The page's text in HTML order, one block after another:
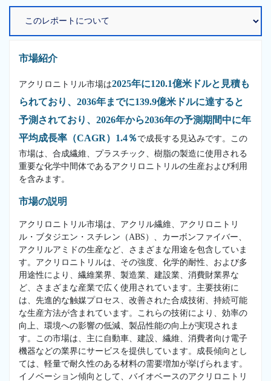
市場紹介
アクリロニトリル市場は2025年に120.1億米ドルと見積も
られており、2036年までに139.9億米ドルに達すると
予測されており、2026年から2036年の予測期間中に年
平均成長率（CAGR）1.4％ で成長する見込みです。この
市場は、合成繊維、プラスチック、樹脂の製造に使用される
重要な化学中間体であるアクリロニトリルの生産および利用
を含みます。
市場の説明
アクリロニトリル市場は、アクリル繊維、アクリロニトリ
ル・ブタジエン・スチレン（ABS）、カーボンファイバー、
アクリルアミドの生産など、さまざまな用途を包含していま
す。アクリロニトリルは、その強度、化学的耐性、および多
用途性により、繊維業界、製造業、建設業、消費財業界な
ど、さまざまな産業で広く使用されています。主要技術に
は、先進的な触媒プロセス、改善された合成技術、持続可能
な生産方法が含まれています。これらの技術により、効率の
向上、環境への影響の低減、製品性能の向上が実現されま
す。この市場は、主に自動車、建設、繊維、消費者向け電子
機器などの業界にサービスを提供しています。成長傾向とし
ては、軽量で耐久性のある材料の需要増加が挙げられます。
イノベーション傾向として、バイオベースのアクリロニトリ